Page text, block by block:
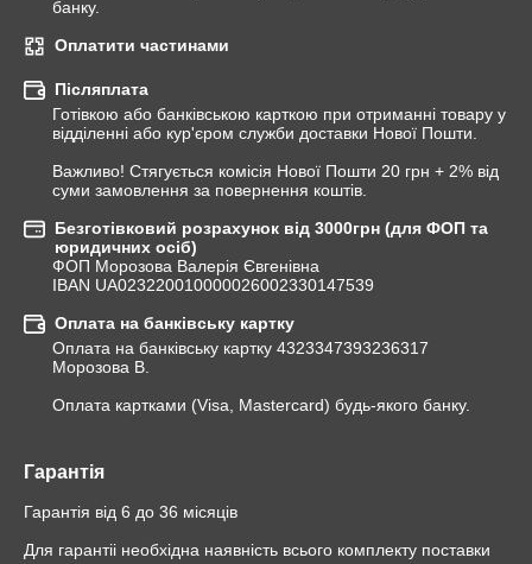
банку.
Оплатити частинами
Післяплата
Готівкою або банківською карткою при отриманні товару у
відділенні або кур'єром служби доставки Нової Пошти.
Важливо! Стягується комісія Нової Пошти 20 грн + 2% від
суми замовлення за повернення коштів.
Безготівковий розрахунок від 3000грн (для ФОП та
юридичних осіб)
ФОП Морозова Валерія Євгенівна
IBAN UA023220010000026002330147539
Оплата на банківську картку
Оплата на банківську картку 4323347393236317
Морозова В.
Оплата картками (Visa, Mastercard) будь-якого банку.
Гарантія
Гарантія від 6 до 36 місяців
Для гарантіі необхідна наявність всього комплекту поставки